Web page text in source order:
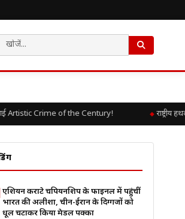
Artistic Crime of the Century! राष्ट्रीय
एशियन कराटे चैंपियनशिप के फाइनल में पहुंचीं
भारत की अलीशा, चीन-ईरान के दिग्गजों को
धूल चटाकर किया मेडल पक्का